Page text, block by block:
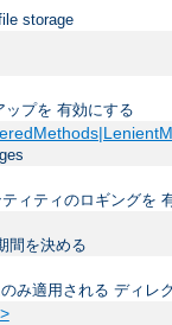
storage
プを 有効にする
ィティのロギングを
間を決める
み適用される ディレ